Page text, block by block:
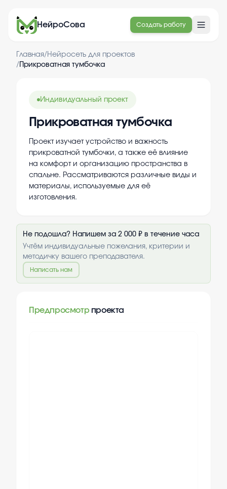
НейроСова Создать работу
Главная/ Нейросеть для проектов
/ Прикроватная тумбочка
Индивидуальный проект
Прикроватная тумбочка
Проект изучает устройство и важность
прикроватной тумбочки, а также её влияние
на комфорт и организацию пространства в
спальне. Рассматриваются различные виды и
материалы, используемые для её
изготовления.
Не подошла? Напишем за 2 000 ₽ в течение часа
Учтём индивидуальные пожелания, критерии и
методичку вашего преподавателя.
Написать нам
Предпросмотр проекта